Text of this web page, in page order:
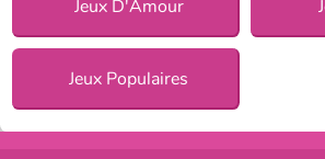
Jeux D'Amour
Jeux Populaires